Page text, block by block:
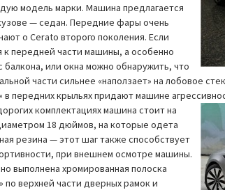
модель марки. Машина предлагается
— седан. Передние фары очень
о Cerato второго поколения. Если
к передней части машины, а особенно
балкона, или окна можно обнаружить, что
части сильнее «наползает» на лобовое
в передних крыльях придают машине
комплектациях машина стоит на
18 дюймов, на которые одета
резина — этот шаг также способствует
при внешнем осмотре машины.
выполнена хромированная полоска
по верхней части дверных рамок и